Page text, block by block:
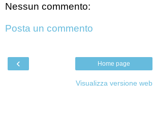
Nessun commento:
Posta un commento
‹ Home page
Visualizza versione web